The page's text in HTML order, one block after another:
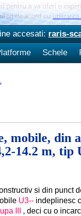
pentru a va oferi o
de acord cu utilizarea
accesati:raris-
Schele
mobile, din
14.2 m, tip
si din punct
U3-- indeplinesc
III , deci cu o